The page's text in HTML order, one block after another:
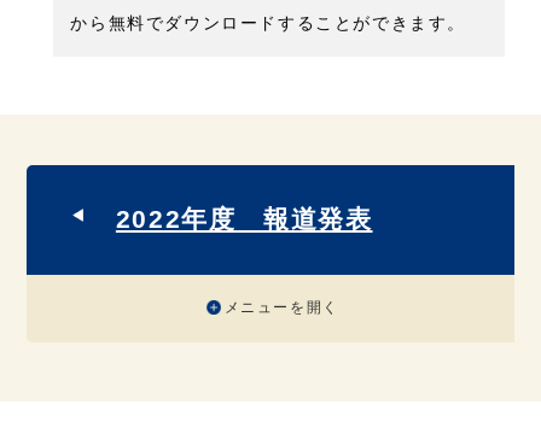
から無料でダウンロードすることができます。
2022年度 報道発表
メニューを開く